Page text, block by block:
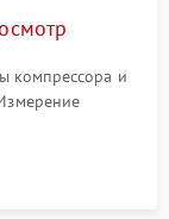
Подробнее →
компрессора и
термостата и
дисплея.